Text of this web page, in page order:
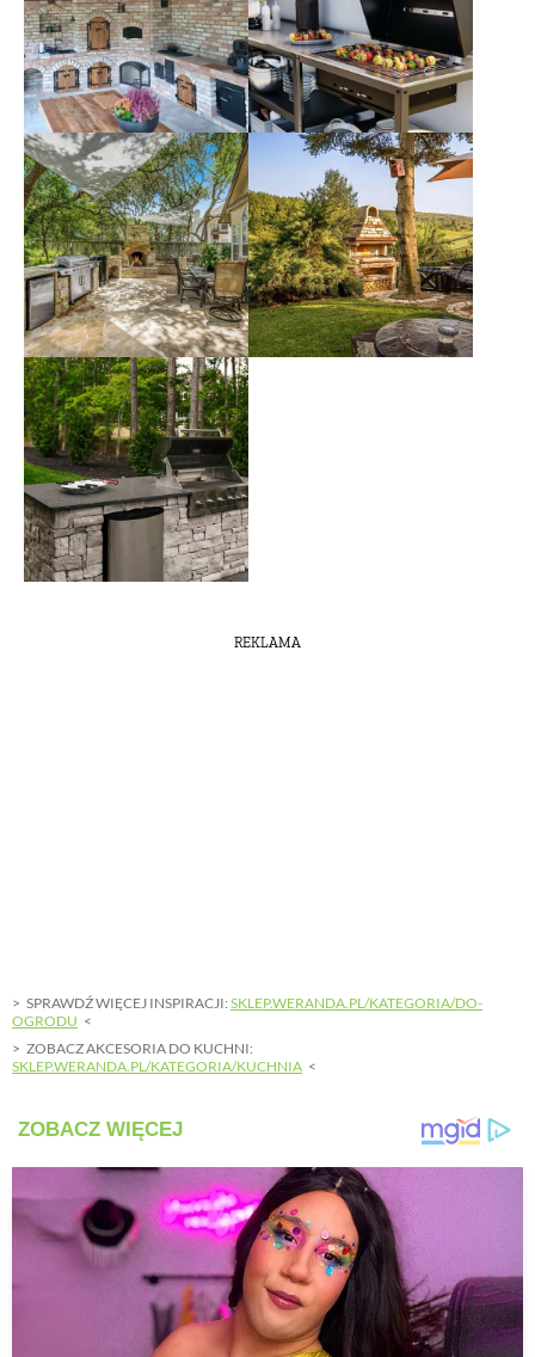
REKLAMA
SPRAWDŹ WIĘCEJ INSPIRACJI: SKLEP.WERANDA.PL/KATEGORIA/DO-
OGRODU
ZOBACZ AKCESORIA DO KUCHNI:
SKLEP.WERANDA.PL/KATEGORIA/KUCHNIA